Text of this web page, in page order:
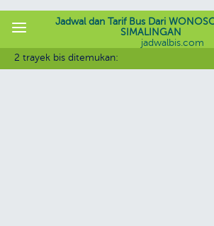
Jadwal dan Tarif Bus Dari
SIMALINGAN
jadwalbis.com
2 trayek bis ditemukan: